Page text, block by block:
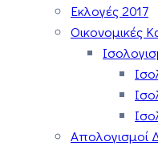
Εκλογές 2017
Οικονομικές
Απολογισμοί